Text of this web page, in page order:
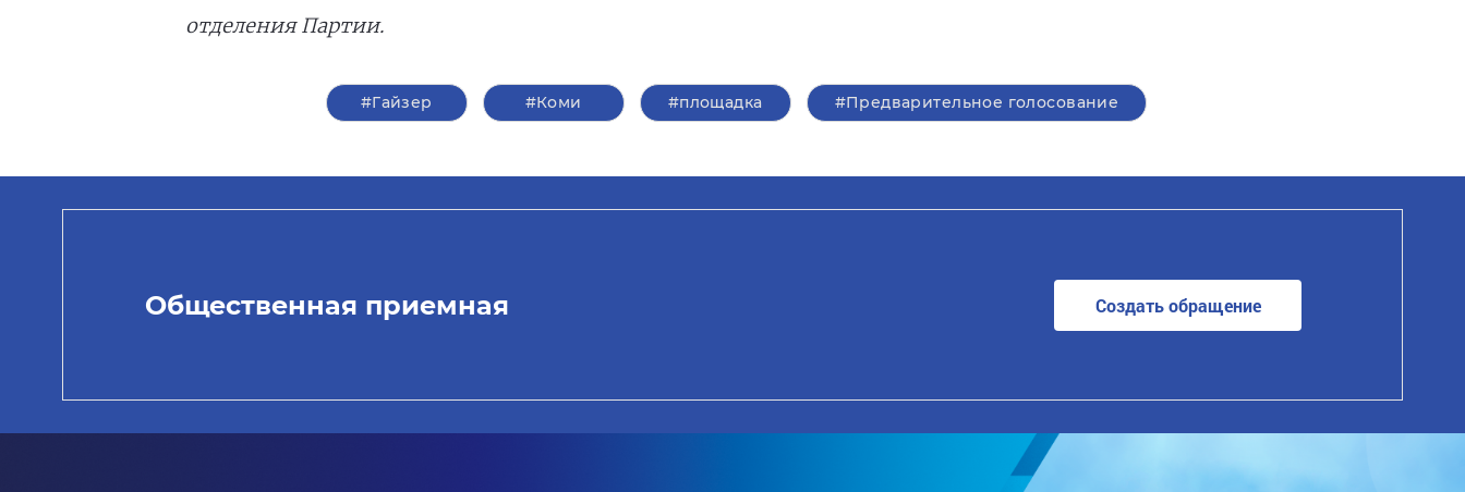
отделения Партии.
#Гайзер #Коми #площадка #Предварительное голосование
Общественная приемная Создать обращение